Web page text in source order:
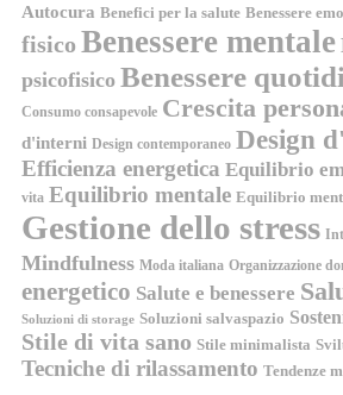
Autocura Benefici per la salute Benessere
fisico Benessere mentale
psicofisico Benessere
Consumo consapevole Crescita
d'interni Design contemporaneo Design
Efficienza energetica Equilibrio
vita Equilibrio mentale Equilibrio
Gestione dello stress
Mindfulness Moda italiana Organizzazione
energetico Salute e benessere
Soluzioni di storage Soluzioni salvaspazio
Stile di vita sano Stile minimalista
Tecniche di rilassamento Tendenze